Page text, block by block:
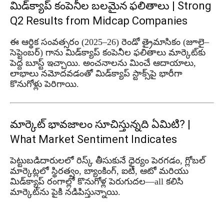
మిడ్‌క్యాప్ కంపెనీల బలమైన ఫలితాలు | Strong
Q2 Results from Midcap Companies
ఈ ఆర్థిక సంవత్సరం (2025–26) రెండో త్రైమాసికం (జూలై–
సెప్టెంబర్) గాను మిడ్‌క్యాప్ కంపెనీల ఫలితాలు మార్కెట్‌కు
పెద్ద బూస్ట్ ఇచ్చాయి. అంచనాలను మించే ఆదాయాలు,
లాభాలు నమోదవడంతో మిడ్‌క్యాప్ స్టాక్స్‌పై భారీగా
కొనుగోళ్లు పెరిగాయి.
మార్కెట్ భావజాలం సూచిస్తున్నది ఏమిటి? |
What Market Sentiment Indicates
పెట్టుబడిదారులలో రిస్క్ తీసుకునే ధైర్యం పెరగడం, గ్లోబల్
మార్కెట్లలో స్థిరత్వం, బ్యాంకింగ్, ఐటీ, ఆటో మరియు
మిడ్‌క్యాప్ రంగాల్లో కొనుగోళ్ల పెరుగుదల—all కలిసి
మార్కెట్‌ను పైకి నడిపిస్తున్నాయి.